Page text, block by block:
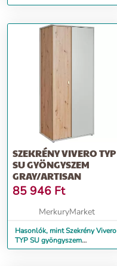
SZEKRÉNY VIVERO TYP
SU GYÖNGYSZEM
GRAY/ARTISAN
85 946 Ft
MerkuryMarket
Hasonlók, mint Szekrény Vivero
TYP SU gyöngyszem
gray/artisan